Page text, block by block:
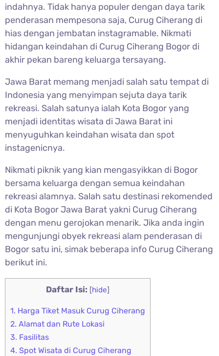
indahnya. Tidak hanya populer dengan daya tarik
penderasan mempesona saja, Curug Ciherang di
hias dengan jembatan instagramable. Nikmati
hidangan keindahan di Curug Ciherang Bogor di
akhir pekan bareng keluarga tersayang.
Jawa Barat memang menjadi salah satu tempat di
Indonesia yang menyimpan sejuta daya tarik
rekreasi. Salah satunya ialah Kota Bogor yang
menjadi identitas wisata di Jawa Barat ini
menyuguhkan keindahan wisata dan spot
instagenicnya.
Nikmati piknik yang kian mengasyikkan di Bogor
bersama keluarga dengan semua keindahan
rekreasi alamnya. Salah satu destinasi rekomended
di Kota Bogor Jawa Barat yakni Curug Ciherang
dengan menu gerojokan menarik. Jika anda ingin
mengunjungi obyek rekreasi alam penderasan di
Bogor satu ini, simak beberapa info Curug Ciherang
berikut ini.
Daftar Isi: [hide]
1. Harga Tiket Masuk Curug Ciherang
2. Alamat dan Rute Lokasi
3. Fasilitas
4. Spot Wisata di Curug Ciherang